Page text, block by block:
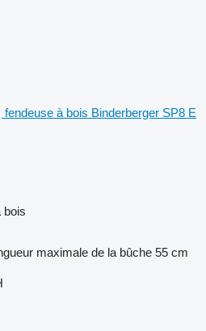
fendeuse à bois Binderberger SP8 E
bois
maximale de la bûche 55 cm